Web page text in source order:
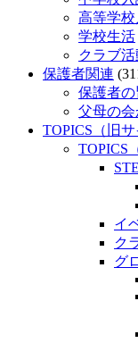
高等学校
学校生活
クラブ活
保護者関連
保護者
父母の
TOPICS（旧サ
TOPICS
イ
ク
グ